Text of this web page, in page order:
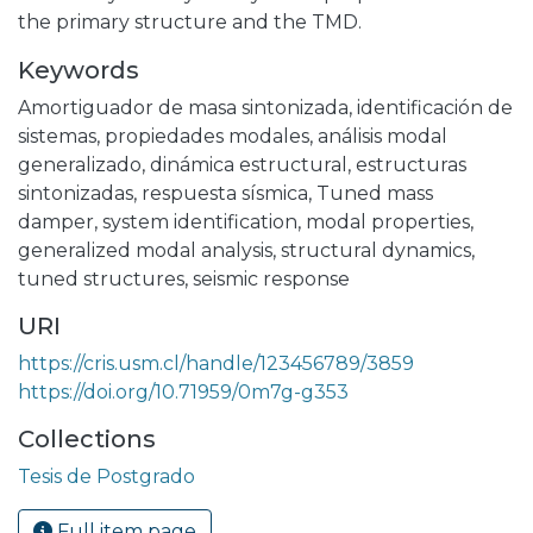
the primary structure and the TMD.
Keywords
Amortiguador de masa sintonizada, identificación de
sistemas, propiedades modales, análisis modal
generalizado, dinámica estructural , estructuras
sintonizadas, respuesta sísmica, Tuned mass
damper, system identification, modal properties,
generalized modal analysis, structural dynamics,
tuned structures, seismic response
URI
https://cris.usm.cl/handle/123456789/3859
https://doi.org/10.71959/0m7g-g353
Collections
Tesis de Postgrado